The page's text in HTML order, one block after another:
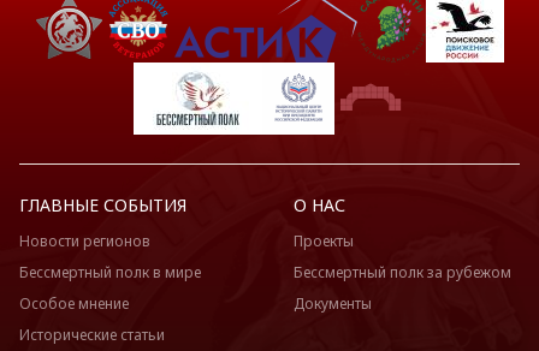
ГЛАВНЫЕ СОБЫТИЯ
Новости регионов
Бессмертный полк в мире
Особое мнение
Исторические статьи
О НАС
Проекты
Бессмертный полк за рубежом
Документы